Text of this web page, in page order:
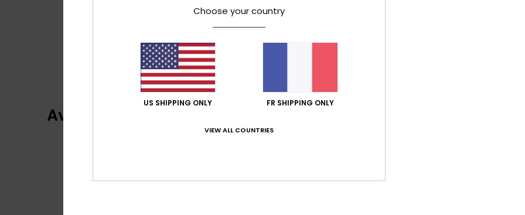
Avis clients
5.0
Choose your country
US SHIPPING ONLY FR SHIPPING ONLY
VIEW ALL COUNTRIES